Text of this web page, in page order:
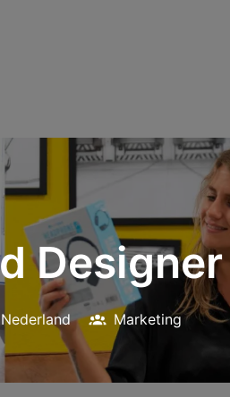
Designer
Nederland Marketing